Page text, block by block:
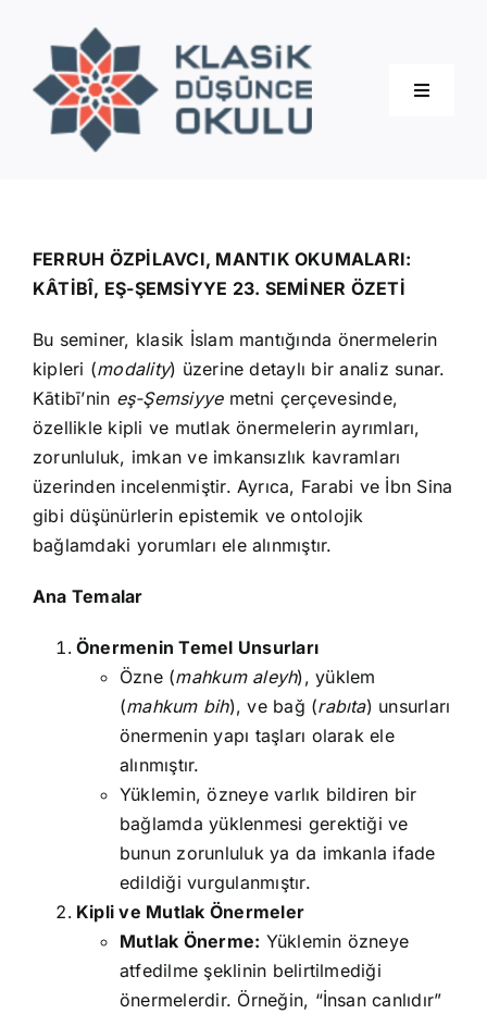
content
Toggle
Eğitimler
İletişim
FERRUH ÖZPİLAVCI, MANTIK OKUMALARI:
KÂTİBÎ, EŞ-ŞEMSİYYE 23. SEMİNER ÖZETİ
Bu seminer, klasik İslam mantığında önermelerin
kipleri (modality) üzerine detaylı bir analiz sunar.
Kātibī’nin eş-Şemsiyyemetni çerçevesinde,
özellikle kipli ve mutlak önermelerin ayrımları,
zorunluluk, imkan ve imkansızlık kavramları
üzerinden incelenmiştir. Ayrıca, Farabi ve İbn Sina
gibi düşünürlerin epistemik ve ontolojik
bağlamdaki yorumları ele alınmıştır.
Ana Temalar
Önermenin Temel Unsurları
Özne (mahkum aleyh), yüklem
(mahkum bih), ve bağ (rabıta) unsurları
önermenin yapı taşları olarak ele
alınmıştır.
Yüklemin, özneye varlık bildiren bir
bağlamda yüklenmesi gerektiği ve
bunun zorunluluk ya da imkanla ifade
edildiği vurgulanmıştır.
Kipli ve Mutlak Önermeler
Mutlak Önerme: Yüklemin özneye
atfedilme şeklinin belirtilmediği
önermelerdir. Örneğin, “İnsan canlıdır”